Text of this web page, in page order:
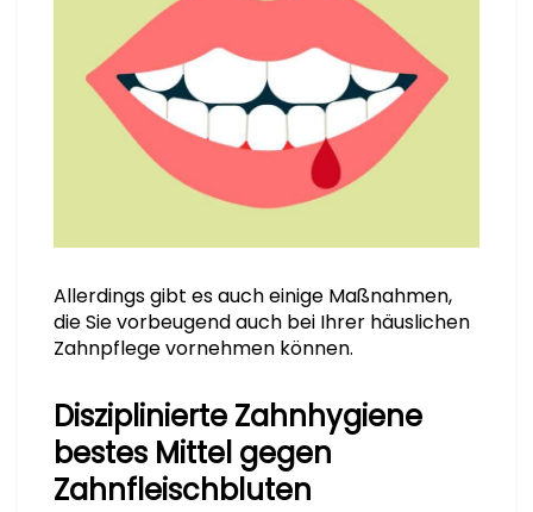
Allerdings gibt es auch einige Maßnahmen,
die Sie vorbeugend auch bei Ihrer häuslichen
Zahnpflege vornehmen können.
Disziplinierte Zahnhygiene
bestes Mittel gegen
Zahnfleischbluten